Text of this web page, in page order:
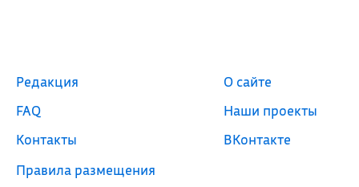
Редакция
FAQ
Контакты
Правила размещения
О сайте
Наши проекты
ВКонтакте